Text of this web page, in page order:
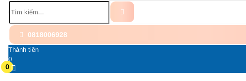
0818006928
Thành tiền
0
0